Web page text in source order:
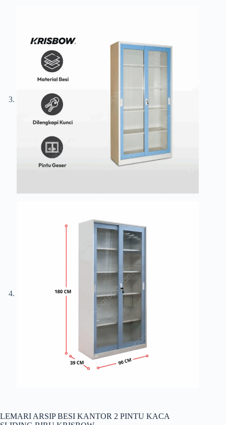
LEMARI ARSIP BESI KANTOR 2 PINTU KACA